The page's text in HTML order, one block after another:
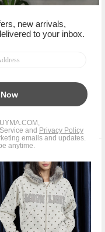
なし 返品補償
セール